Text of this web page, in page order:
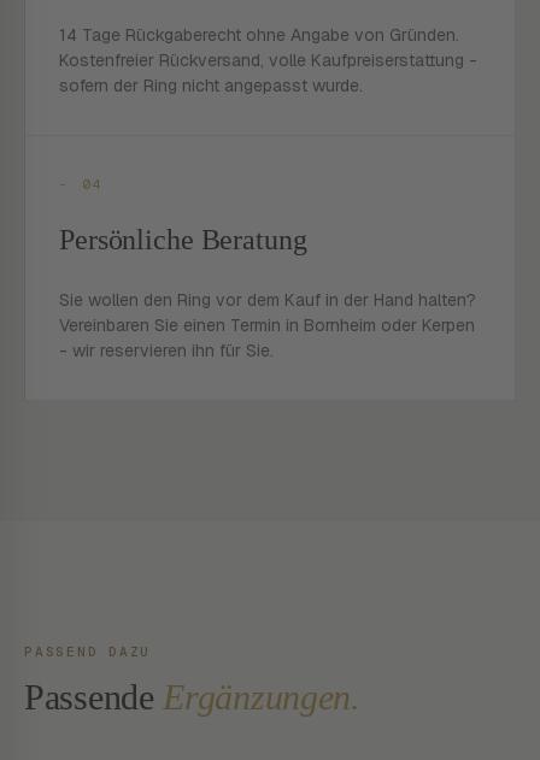
14 Tage Rückgaberecht ohne Angabe von Gründen.
Kostenfreier Rückversand, volle Kaufpreiserstattung -
sofern der Ring nicht angepasst wurde.
- 04
Persönliche Beratung
Sie wollen den Ring vor dem Kauf in der Hand halten?
Vereinbaren Sie einen Termin in Bornheim oder Kerpen
- wir reservieren ihn für Sie.
PASSEND DAZU
Passende Ergänzungen.